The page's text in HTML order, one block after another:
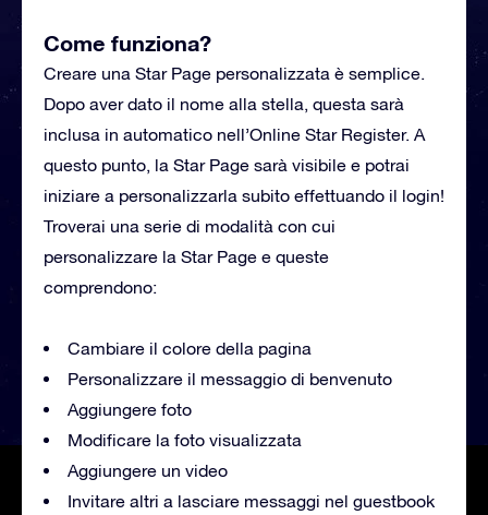
Come funziona?
Creare una Star Page personalizzata è semplice.
Dopo aver dato il nome alla stella, questa sarà
inclusa in automatico nell’Online Star Register. A
questo punto, la Star Page sarà visibile e potrai
iniziare a personalizzarla subito effettuando il login!
Troverai una serie di modalità con cui
personalizzare la Star Page e queste
comprendono:
Cambiare il colore della pagina
Personalizzare il messaggio di benvenuto
Aggiungere foto
Modificare la foto visualizzata
Aggiungere un video
Invitare altri a lasciare messaggi nel guestbook